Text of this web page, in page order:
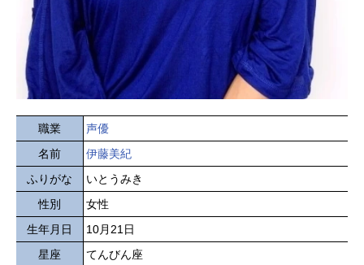
職業
声優
名前
伊藤美紀
ふりがな
いとうみき
性別
女性
生年月日
10月21日
星座
てんびん座